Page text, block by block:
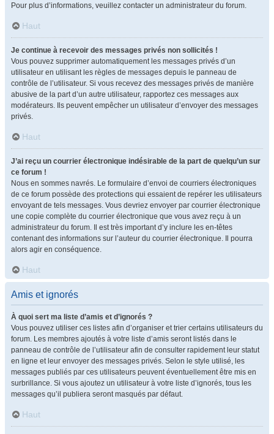
Pour plus d’informations, veuillez contacter un administrateur du forum.
Haut
Je continue à recevoir des messages privés non sollicités !
Vous pouvez supprimer automatiquement les messages privés d’un
utilisateur en utilisant les règles de messages depuis le panneau de
contrôle de l’utilisateur. Si vous recevez des messages privés de manière
abusive de la part d’un autre utilisateur, rapportez ces messages aux
modérateurs. Ils peuvent empêcher un utilisateur d’envoyer des messages
privés.
Haut
J’ai reçu un courrier électronique indésirable de la part de quelqu’un sur
ce forum !
Nous en sommes navrés. Le formulaire d’envoi de courriers électroniques
de ce forum possède des protections qui essaient de repérer les utilisateurs
envoyant de tels messages. Vous devriez envoyer par courrier électronique
une copie complète du courrier électronique que vous avez reçu à un
administrateur du forum. Il est très important d’y inclure les en-têtes
contenant des informations sur l’auteur du courrier électronique. Il pourra
alors agir en conséquence.
Haut
Amis et ignorés
À quoi sert ma liste d’amis et d’ignorés ?
Vous pouvez utiliser ces listes afin d’organiser et trier certains utilisateurs du
forum. Les membres ajoutés à votre liste d’amis seront listés dans le
panneau de contrôle de l’utilisateur afin de consulter rapidement leur statut
en ligne et leur envoyer des messages privés. Selon le style utilisé, les
messages publiés par ces utilisateurs peuvent éventuellement être mis en
surbrillance. Si vous ajoutez un utilisateur à votre liste d’ignorés, tous les
messages qu’il publiera seront masqués par défaut.
Haut